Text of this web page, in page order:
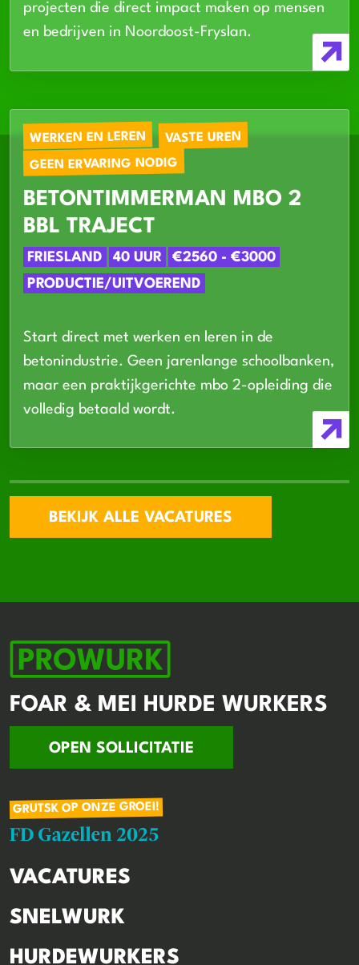
projecten die direct impact maken op mensen
en bedrijven in Noordoost-Fryslan.
WERKEN EN LEREN VASTE UREN
GEEN ERVARING NODIG
BETONTIMMERMAN MBO 2
BBL TRAJECT
FRIESLAND 40 UUR
€2560 - €3000
PRODUCTIE/UITVOEREND
Start direct met werken en leren in de
betonindustrie. Geen jarenlange schoolbanken,
maar een praktijkgerichte mbo 2-opleiding die
volledig betaald wordt.
BEKIJK ALLE VACATURES
FOAR & MEI HURDE WURKERS
OPEN SOLLICITATIE
GRUTSK OP ONZE GROEI!
VACATURES
SNELWURK
HURDEWURKERS